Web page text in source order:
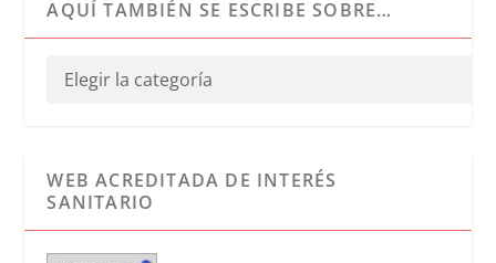
AQUÍ TAMBIÉN SE ESCRIBE SOBRE…
WEB ACREDITADA DE INTERÉS
SANITARIO